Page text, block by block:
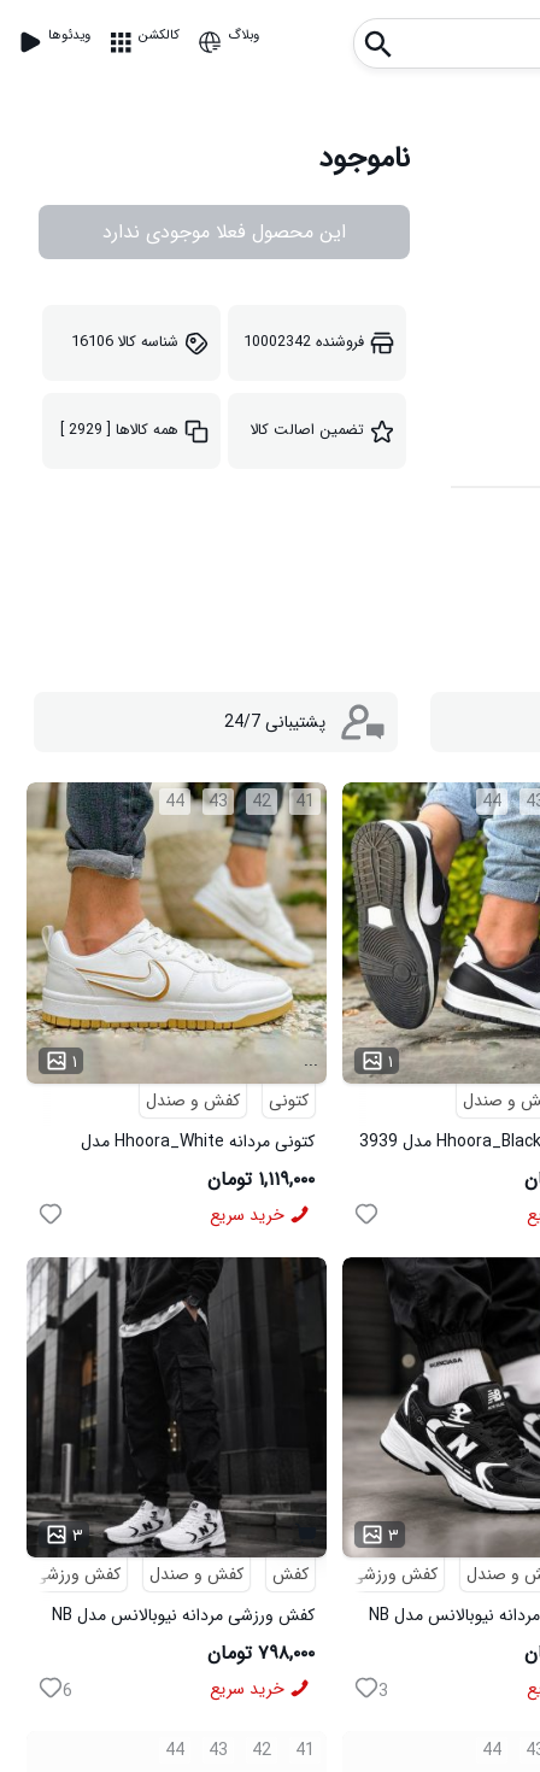
ویدئوها کالکشن وبلاگ
ناموجود
این محصول فعلا موجودی ندارد
فروشنده10002342 شناسه کالا16106
تضمین اصالت کالا همه کالاها [ 2929 ]
پشتیبانی 24/7
44
۱
و صندل
41
42
43
44
۱
...
کتونی
کفش و صندل
کتونی مردانه Hhoora_White مدل
3938
۱,۱۱۹,۰۰۰ تومان
خرید سریع
۳
و صندل
کفش ورزشی
کفش ورزشی مردانه نیوبالانس مدل NB
3
۳
کفش
کفش و صندل
کفش ورزشی
کفش ورزشی مردانه نیوبالانس مدل NB
سفید
۷۹۸,۰۰۰ تومان
خرید سریع 6
44
41
42
43
44